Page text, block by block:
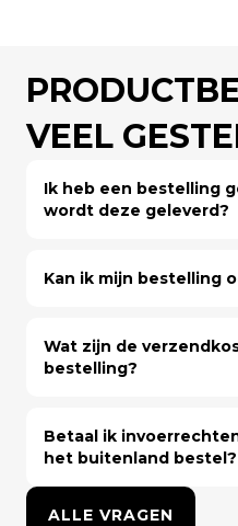
VEEL
Ik heb een bestelling
wordt deze geleverd?
Kan ik mijn bestelling
Wat zijn de
bestelling?
Betaal ik
het buitenland bestel?
ALLE VRAGEN